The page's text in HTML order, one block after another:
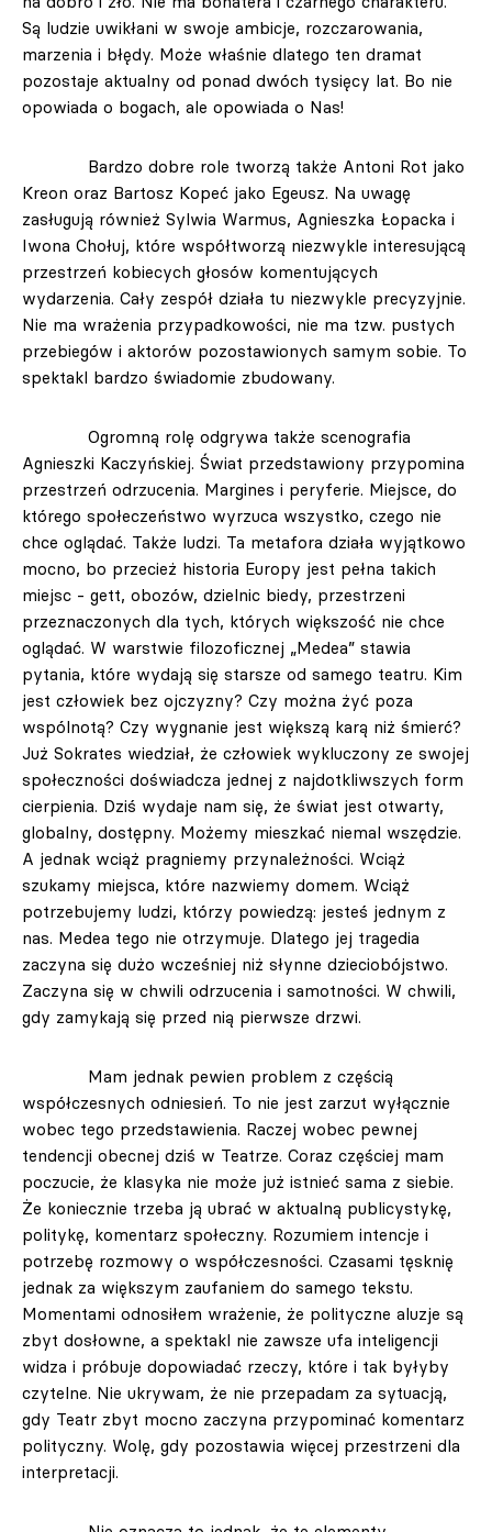
Są ludzie uwikłani w swoje ambicje, rozczarowania,
marzenia i błędy. Może właśnie dlatego ten dramat
pozostaje aktualny od ponad dwóch tysięcy lat. Bo nie
opowiada o bogach, ale opowiada o Nas!
Bardzo dobre role tworzą także Antoni Rot jako
Kreon oraz Bartosz Kopeć jako Egeusz. Na uwagę
zasługują również Sylwia Warmus, Agnieszka Łopacka i
Iwona Chołuj, które współtworzą niezwykle interesującą
przestrzeń kobiecych głosów komentujących
wydarzenia. Cały zespół działa tu niezwykle precyzyjnie.
Nie ma wrażenia przypadkowości, nie ma tzw. pustych
przebiegów i aktorów pozostawionych samym sobie. To
spektakl bardzo świadomie zbudowany.
Ogromną rolę odgrywa także scenografia
Agnieszki Kaczyńskiej. Świat przedstawiony przypomina
przestrzeń odrzucenia. Margines i peryferie. Miejsce, do
którego społeczeństwo wyrzuca wszystko, czego nie
chce oglądać. Także ludzi. Ta metafora działa wyjątkowo
mocno, bo przecież historia Europy jest pełna takich
miejsc - gett, obozów, dzielnic biedy, przestrzeni
przeznaczonych dla tych, których większość nie chce
oglądać. W warstwie filozoficznej „Medea” stawia
pytania, które wydają się starsze od samego teatru. Kim
jest człowiek bez ojczyzny? Czy można żyć poza
wspólnotą? Czy wygnanie jest większą karą niż śmierć?
Już Sokrates wiedział, że człowiek wykluczony ze swojej
społeczności doświadcza jednej z najdotkliwszych form
cierpienia. Dziś wydaje nam się, że świat jest otwarty,
globalny, dostępny. Możemy mieszkać niemal wszędzie.
A jednak wciąż pragniemy przynależności. Wciąż
szukamy miejsca, które nazwiemy domem. Wciąż
potrzebujemy ludzi, którzy powiedzą: jesteś jednym z
nas. Medea tego nie otrzymuje. Dlatego jej tragedia
zaczyna się dużo wcześniej niż słynne dzieciobójstwo.
Zaczyna się w chwili odrzucenia i samotności. W chwili,
gdy zamykają się przed nią pierwsze drzwi.
Mam jednak pewien problem z częścią
współczesnych odniesień. To nie jest zarzut wyłącznie
wobec tego przedstawienia. Raczej wobec pewnej
tendencji obecnej dziś w Teatrze. Coraz częściej mam
poczucie, że klasyka nie może już istnieć sama z siebie.
Że koniecznie trzeba ją ubrać w aktualną publicystykę,
politykę, komentarz społeczny. Rozumiem intencje i
potrzebę rozmowy o współczesności. Czasami tęsknię
jednak za większym zaufaniem do samego tekstu.
Momentami odnosiłem wrażenie, że polityczne aluzje są
zbyt dosłowne, a spektakl nie zawsze ufa inteligencji
widza i próbuje dopowiadać rzeczy, które i tak byłyby
czytelne. Nie ukrywam, że nie przepadam za sytuacją,
gdy Teatr zbyt mocno zaczyna przypominać komentarz
polityczny. Wolę, gdy pozostawia więcej przestrzeni dla
interpretacji.